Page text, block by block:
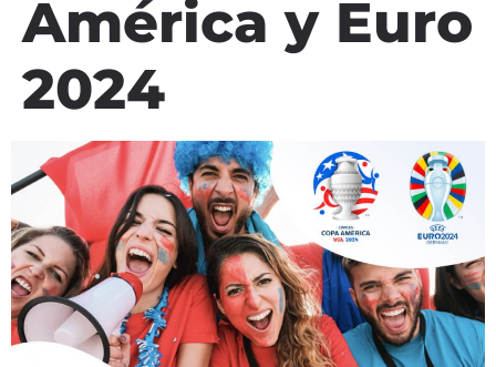
América y Euro
2024